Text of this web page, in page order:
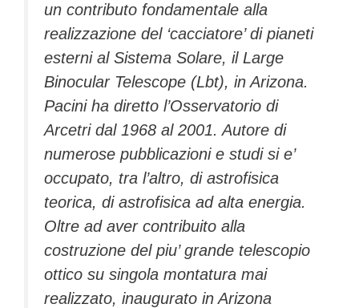
un contributo fondamentale alla
realizzazione del ‘cacciatore’ di pianeti
esterni al Sistema Solare, il Large
Binocular Telescope (Lbt), in Arizona.
Pacini ha diretto l’Osservatorio di
Arcetri dal 1968 al 2001. Autore di
numerose pubblicazioni e studi si e’
occupato, tra l’altro, di astrofisica
teorica, di astrofisica ad alta energia.
Oltre ad aver contribuito alla
costruzione del piu’ grande telescopio
ottico su singola montatura mai
realizzato, inaugurato in Arizona